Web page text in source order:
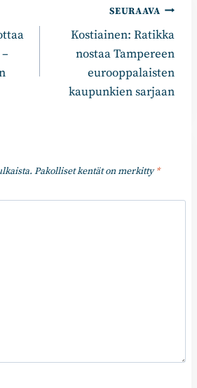
SEURAAVA
Kostiainen: Ratikka
nostaa Tampereen
eurooppalaisten
kaupunkien sarjaan
Pakolliset kentät on merkitty*